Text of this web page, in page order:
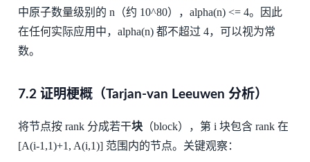
中原子数量级别的 n（约 10^80），alpha(n) <= 4。因此
在任何实际应用中，alpha(n) 都不超过 4，可以视为常
数。
7.2 证明梗概（Tarjan-van Leeuwen 分析）
将节点按 rank 分成若干块（block），第 i 块包含 rank 在
[A(i-1,1)+1, A(i,1)] 范围内的节点。关键观察：